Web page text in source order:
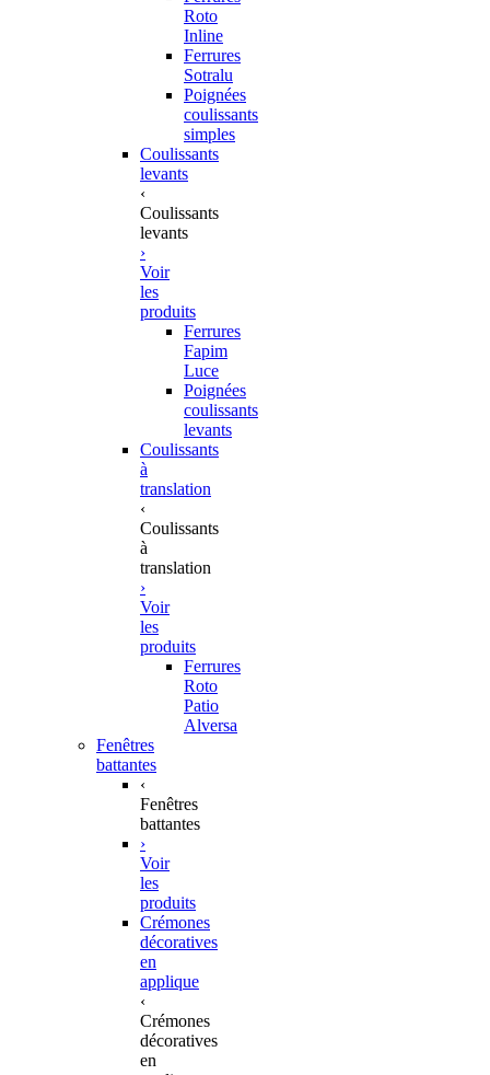
Roto
Inline
Ferrures
Sotralu
Poignées
coulissants
simples
Coulissants
levants
‹
Coulissants
levants
›
Voir
les
produits
Ferrures
Fapim
Luce
Poignées
coulissants
levants
Coulissants
à
translation
‹
Coulissants
à
translation
›
Voir
les
produits
Ferrures
Roto
Patio
Alversa
Fenêtres
battantes
‹
Fenêtres
battantes
›
Voir
les
produits
Crémones
décoratives
en
applique
‹
Crémones
décoratives
en